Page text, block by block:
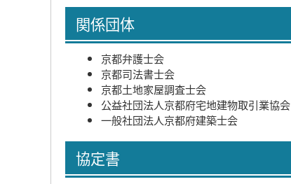
関係団体
京都弁護士会
京都司法書士会
京都土地家屋調査士会
公益社団法人京都府宅地建物取引業協会
一般社団法人京都府建築士会
協定書